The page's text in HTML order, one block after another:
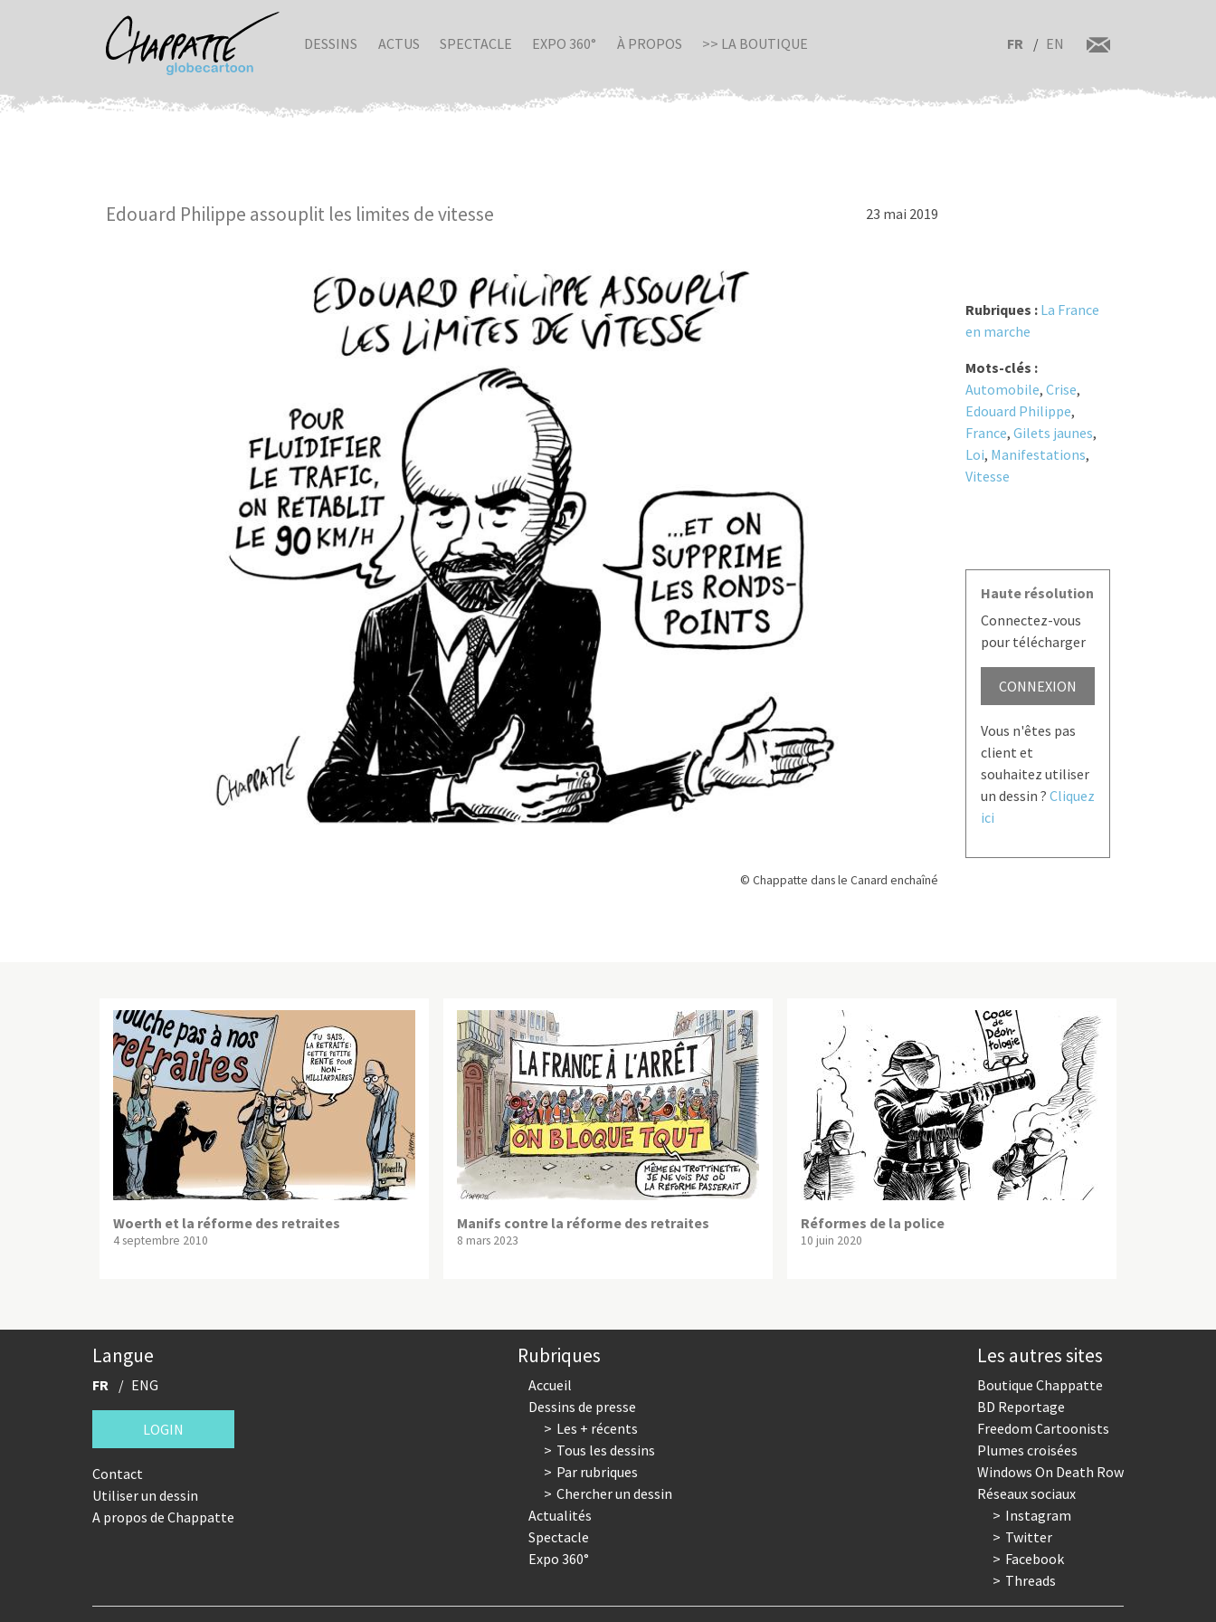
DESSINS ACTUS SPECTACLE EXPO 360° À PROPOS >> LA BOUTIQUE FR EN
Edouard Philippe assouplit les limites de vitesse 23 mai 2019
© Chappatte dans le Canard enchaîné
Rubriques : La France
en marche
Mots-clés :
Automobile, Crise,
Edouard Philippe,
France, Gilets jaunes,
Loi, Manifestations,
Vitesse
Haute résolution
Connectez-vous
pour télécharger
CONNEXION
Vous n'êtes pas
client et
souhaitez utiliser
un dessin ? Cliquez
ici
Woerth et la réforme des retraites
4 septembre 2010
Manifs contre la réforme des retraites
8 mars 2023
Réformes de la police
10 juin 2020
Langue
FR ENG
LOGIN
Contact
Utiliser un dessin
A propos de Chappatte
Rubriques
Accueil
Dessins de presse
Les + récents
Tous les dessins
Par rubriques
Chercher un dessin
Actualités
Spectacle
Expo 360°
Les autres sites
Boutique Chappatte
BD Reportage
Freedom Cartoonists
Plumes croisées
Windows On Death Row
Réseaux sociaux
Instagram
Twitter
Facebook
Threads